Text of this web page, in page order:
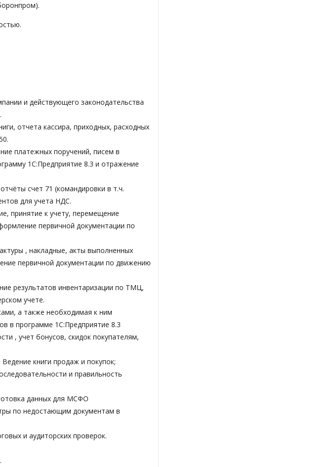
и действующего законодательства
отчета кассира, приходных, расходных
платежных поручений, писем в
1С:Предприятие 8.3 и отражение
счет 71 (командировки в т.ч.
для учета НДС.
принятие к учету, перемещение
первичной документации по
, накладные, акты выполненных
первичной документации по движению
результатов инвентаризации по ТМЦ,
учете.
а также необходимая к ним
в программе 1С:Предприятие 8.3
, учет бонусов, скидок покупателям,
книги продаж и покупок;
и правильность
данных для МСФО
по недостающим документам в
и аудиторских проверок.